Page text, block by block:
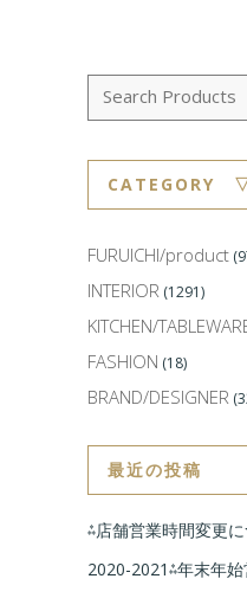
CATEGORY
FURUICHI/product
INTERIOR (1291)
KITCHEN/
FASHION (18)
BRAND/DESIGNER
最近の投稿
⁂店舗営業時間変更
2020-2021⁂年末年